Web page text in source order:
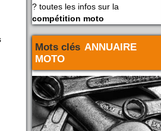
? toutes les infos sur la
compétition moto
Mots clés ANNUAIRE
MOTO